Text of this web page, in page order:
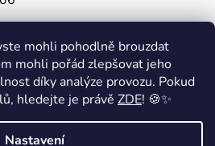
mohli pohodlně brouzdat
mohli pořád zlepšovat jeho
díky analýze provozu. Pokud
hledejte je právě ZDE! 🍪✨
Nastavení
technických problémů je mimo